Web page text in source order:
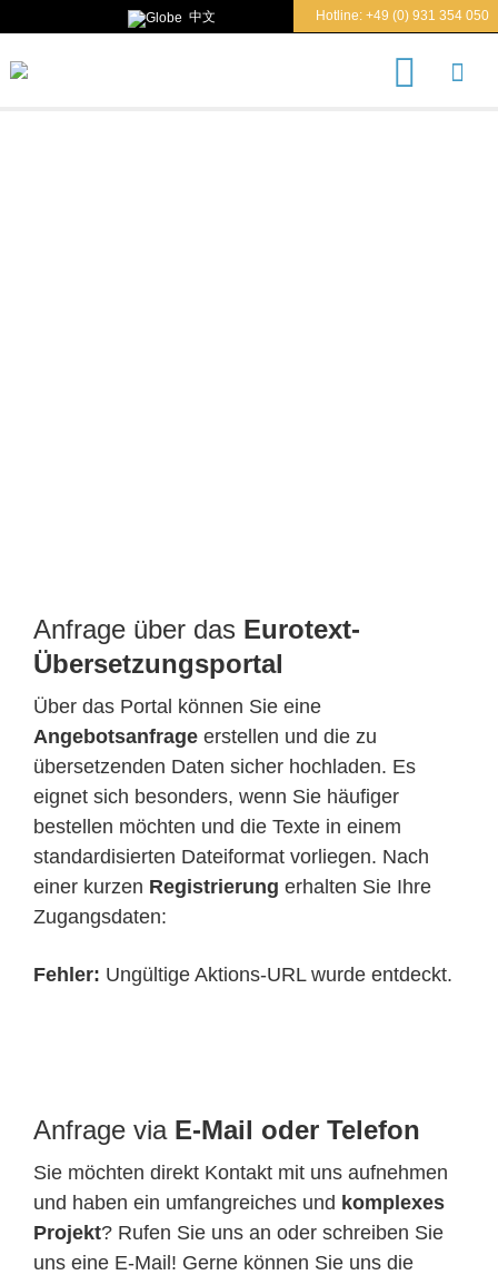
Hotline: +49 (0) 931 354 050
中文
Anfrage über das Eurotext-
Übersetzungsportal
Über das Portal können Sie eine
Angebotsanfrage erstellen und die zu
übersetzenden Daten sicher hochladen. Es
eignet sich besonders, wenn Sie häufiger
bestellen möchten und die Texte in einem
standardisierten Dateiformat vorliegen. Nach
einer kurzen Registrierung erhalten Sie Ihre
Zugangsdaten:
Fehler: Ungültige Aktions-URL wurde entdeckt.
Anfrage via E-Mail oder Telefon
Sie möchten direkt Kontakt mit uns aufnehmen
und haben ein umfangreiches und komplexes
Projekt? Rufen Sie uns an oder schreiben Sie
uns eine E-Mail! Gerne können Sie uns die